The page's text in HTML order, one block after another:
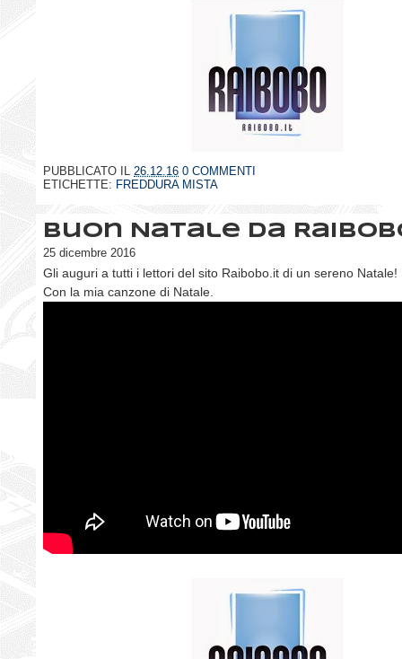
PUBBLICATO IL 26.12.16 0 COMMENTI
ETICHETTE: FREDDURA MISTA
Buon Natale da
25 dicembre 2016
Gli auguri a tutti i lettori del sito Raibobo.it di un sereno Natale!
Con la mia canzone di Natale.